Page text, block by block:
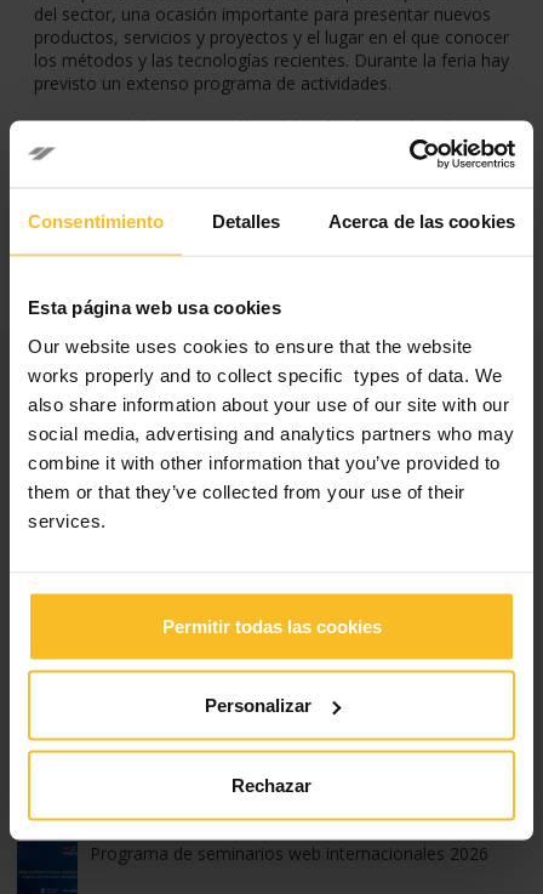
Consentimiento Detalles Acerca de las cookies
Esta página web usa cookies
Our website uses cookies to ensure that the website
works properly and to collect specific types of data. We
also share information about your use of our site with our
social media, advertising and analytics partners who may
combine it with other information that you’ve provided to
them or that they’ve collected from your use of their
services.
Permitir todas las cookies
Personalizar
Rechazar
del sector, una ocasión importante para presentar nuevos
productos, servicios y proyectos y el lugar en el que conocer
los métodos y las tecnologías recientes. Durante la feria hay
previsto un extenso programa de actividades.
Dentex tendrá lugar en 2 días, del 4 al 6 de octubre de 2018
en Bruselas, Bélgica.
Facebook
LinkedIn
Categorías
Noticias empresa
Noticias eventos
Noticias productos
Ferias, congresos y cursos
Publicaciones populares
Edición 2026 de Z-Experience
Edición 2026 de Z-Experience: ¡gracias!
Programa de seminarios web internacionales 2026